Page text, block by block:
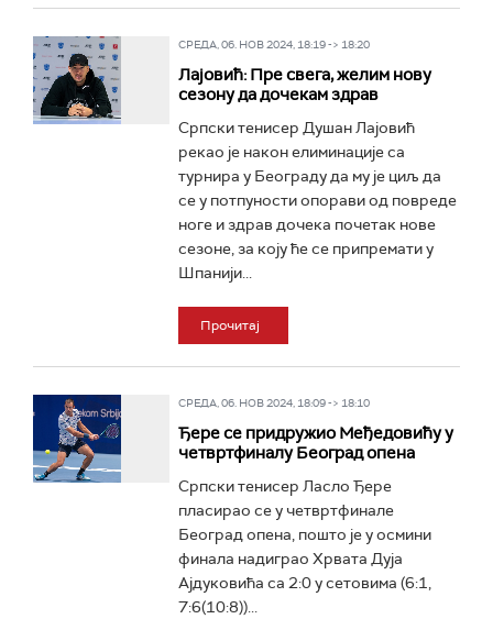
СРЕДА, 06. НОВ 2024, 18:19 -> 18:20
Лајовић: Пре свега, желим нову
сезону да дочекам здрав
Српски тенисер Душан Лајовић
рекао је након елиминације са
турнира у Београду да му је циљ да
се у потпуности опорави од повреде
ноге и здрав дочека почетак нове
сезоне, за коју ће се припремати у
Шпанији...
Прочитај
СРЕДА, 06. НОВ 2024, 18:09 -> 18:10
Ђере се придружио Међедовићу у
четвртфиналу Београд опена
Српски тенисер Ласло Ђере
пласирао се у четвртфинале
Београд опена, пошто је у осмини
финала надиграо Хрвата Дуја
Ајдуковића са 2:0 у сетовима (6:1,
7:6(10:8))...